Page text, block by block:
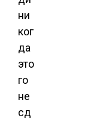
ни
ког
да
это
го
не
сд